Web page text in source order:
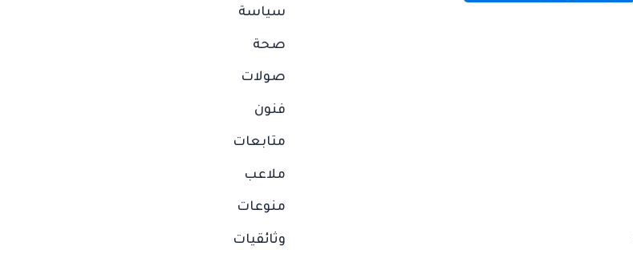
سياسة
صحة
صولات
فنون
متابعات
ملاعب
منوعات
وثائقيات